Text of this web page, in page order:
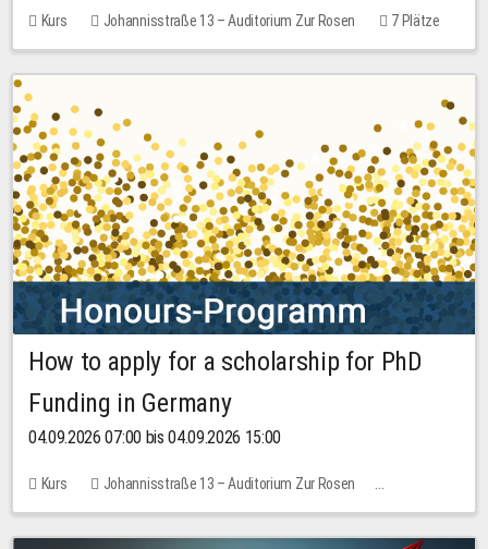
Kurs Johannisstraße 13 – Auditorium Zur Rosen
7 Plätze
10,00 EUR
How to apply for a scholarship for PhD
Funding in Germany
04.09.2026 07:00 bis 04.09.2026 15:00
Kurs
Johannisstraße 13 – Auditorium Zur Rosen
Keine freien Plätze